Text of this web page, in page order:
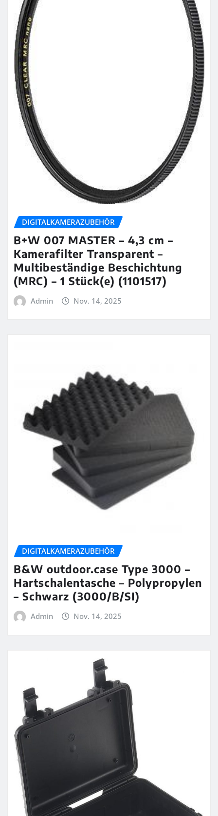
DIGITALKAMERAZUBEHÖR
B+W 007 MASTER – 4,3 cm –
Kamerafilter Transparent –
Multibeständige Beschichtung
(MRC) – 1 Stück(e) (1101517)
Admin Nov. 14, 2025
DIGITALKAMERAZUBEHÖR
B&W outdoor.case Type 3000 –
Hartschalentasche – Polypropylen
– Schwarz (3000/B/SI)
Admin Nov. 14, 2025